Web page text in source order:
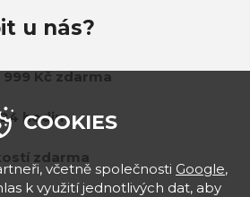
u nás?
Kč zdarma
hodin
zdarma
COOKIES
včetně společnosti Google,
k využití jednotlivých dat, aby